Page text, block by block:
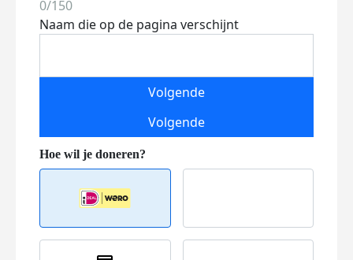
0/150
Naam die op de pagina verschijnt
Volgende
Volgende